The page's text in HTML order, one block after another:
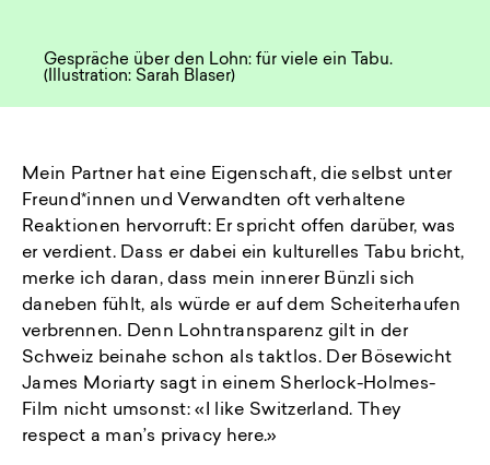
Gespräche über den Lohn: für viele ein Tabu.
(Illustration: Sarah Blaser)
Mein Partner hat eine Eigenschaft, die selbst unter
Freund*innen und Verwandten oft verhaltene
Reaktionen hervorruft: Er spricht offen darüber, was
er verdient. Dass er dabei ein kulturelles Tabu bricht,
merke ich daran, dass mein innerer Bünzli sich
daneben fühlt, als würde er auf dem Scheiterhaufen
verbrennen. Denn Lohntransparenz gilt in der
Schweiz beinahe schon als taktlos. Der Bösewicht
James Moriarty sagt in einem Sherlock-Holmes-
Film nicht umsonst: «I like Switzerland. They
respect a man’s privacy here.»